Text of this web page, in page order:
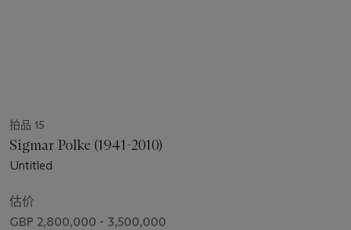
拍品 15
Sigmar Polke (1941-2010)
Untitled
估价
GBP 2,800,000 - 3,500,000